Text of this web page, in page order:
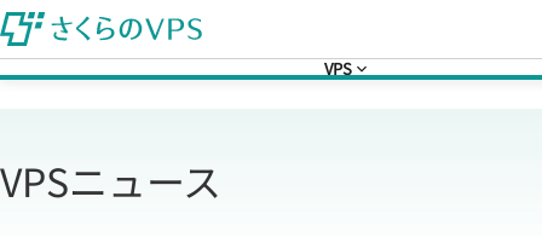
VPS
VPSニュース